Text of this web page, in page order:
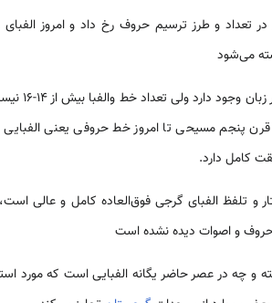
می‌‌شود
اینک در
پنجم مسیحی تا امروز خط حروفی یعنی
کامل دارد.
و تلفظ الفبای گرجی فوق‌العاده کامل و عالی
و اصوات دیده نشده است
و چه در عصر حاضر یگانه الفبایی است که مورد